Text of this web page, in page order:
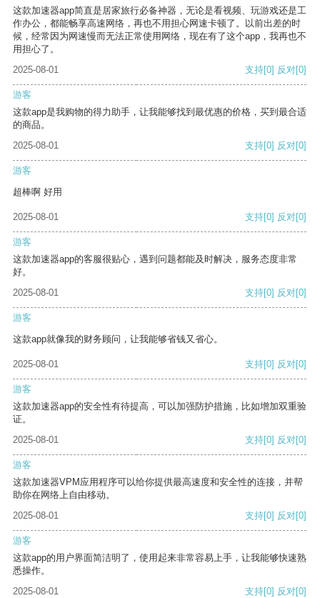
这款加速器app简直是居家旅行必备神器，无论是看视频、玩游戏还是工
作办公，都能畅享高速网络，再也不用担心网速卡顿了。以前出差的时
候，经常因为网速慢而无法正常使用网络，现在有了这个app，我再也不
用担心了。
2025-08-01
支持[0] 反对[0]
游客
这款app是我购物的得力助手，让我能够找到最优惠的价格，买到最合适
的商品。
2025-08-01
支持[0] 反对[0]
游客
超棒啊 好用
2025-08-01 支持[0] 反对[0]
游客
这款加速器app的客服很贴心，遇到问题都能及时解决，服务态度非常
好。
2025-08-01
支持[0] 反对[0]
游客
这款app就像我的财务顾问，让我能够省钱又省心。
2025-08-01 支持[0] 反对[0]
游客
这款加速器app的安全性有待提高，可以加强防护措施，比如增加双重验
证。
2025-08-01
支持[0] 反对[0]
游客
这款加速器VPM应用程序可以给你提供最高速度和安全性的连接，并帮
助你在网络上自由移动。
2025-08-01
支持[0] 反对[0]
游客
这款app的用户界面简洁明了，使用起来非常容易上手，让我能够快速熟
悉操作。
2025-08-01
支持[0] 反对[0]